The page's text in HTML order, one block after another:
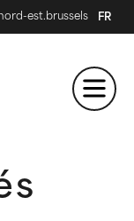
est.brussels FR